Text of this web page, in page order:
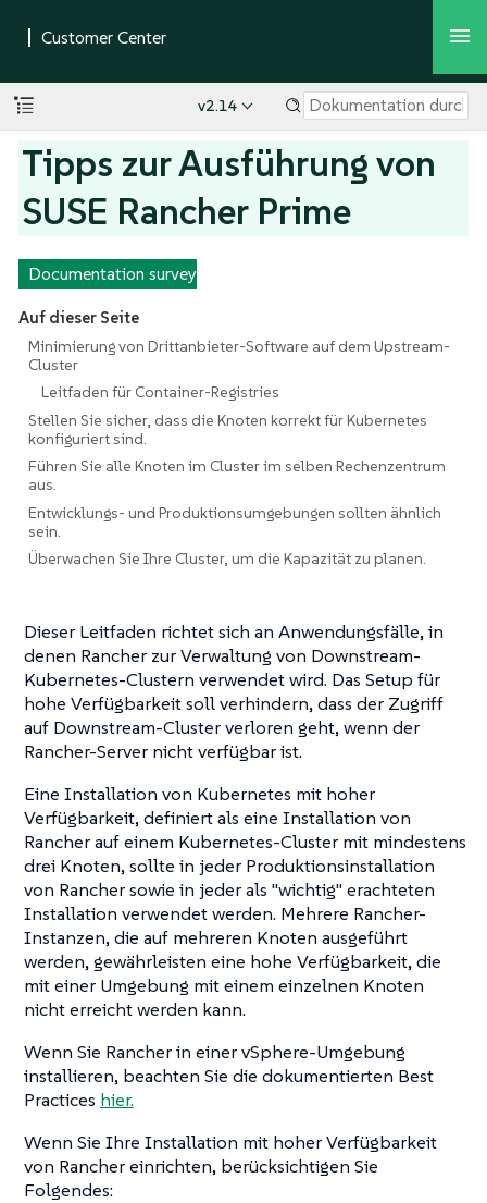
v2.14
Tipps zur Ausführung von
SUSE Rancher Prime
Documentation survey
Auf dieser Seite
Minimierung von Drittanbieter-Software auf dem Upstream-
Cluster
Leitfaden für Container-Registries
Stellen Sie sicher, dass die Knoten korrekt für Kubernetes
konfiguriert sind.
Führen Sie alle Knoten im Cluster im selben Rechenzentrum
aus.
Entwicklungs- und Produktionsumgebungen sollten ähnlich
sein.
Überwachen Sie Ihre Cluster, um die Kapazität zu planen.
Dieser Leitfaden richtet sich an Anwendungsfälle, in
denen Rancher zur Verwaltung von Downstream-
Kubernetes-Clustern verwendet wird. Das Setup für
hohe Verfügbarkeit soll verhindern, dass der Zugriff
auf Downstream-Cluster verloren geht, wenn der
Rancher-Server nicht verfügbar ist.
Eine Installation von Kubernetes mit hoher
Verfügbarkeit, definiert als eine Installation von
Rancher auf einem Kubernetes-Cluster mit mindestens
drei Knoten, sollte in jeder Produktionsinstallation
von Rancher sowie in jeder als "wichtig" erachteten
Installation verwendet werden. Mehrere Rancher-
Instanzen, die auf mehreren Knoten ausgeführt
werden, gewährleisten eine hohe Verfügbarkeit, die
mit einer Umgebung mit einem einzelnen Knoten
nicht erreicht werden kann.
Wenn Sie Rancher in einer vSphere-Umgebung
installieren, beachten Sie die dokumentierten Best
Practices hier.
Wenn Sie Ihre Installation mit hoher Verfügbarkeit
von Rancher einrichten, berücksichtigen Sie
Folgendes: